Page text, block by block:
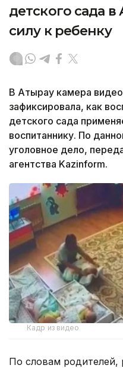
детского сада
силу к ребенку
В Атырау камера
зафиксировала, как
детского сада
воспитаннику. По
уголовное дело,
агентства Kazinform.
Кадр из видео
По словам родителей,